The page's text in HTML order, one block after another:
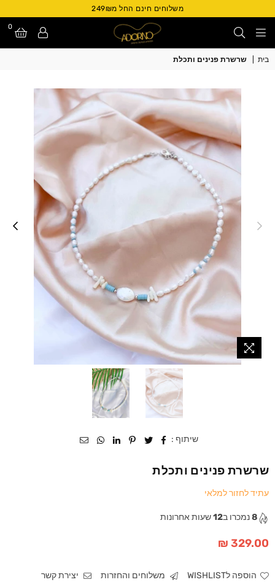
משלוחים חינם החל מ249₪
Adorno
0
בית שרשרת פנינים ותכלת
שיתוף :
שרשרת פנינים ותכלת
עתיד לחזור למלאי
8נמכרו ב12שעות אחרונות
מחיר
329.00 ₪
הוספה לWISHLIST משלוחים והחזרות יצירת קשר